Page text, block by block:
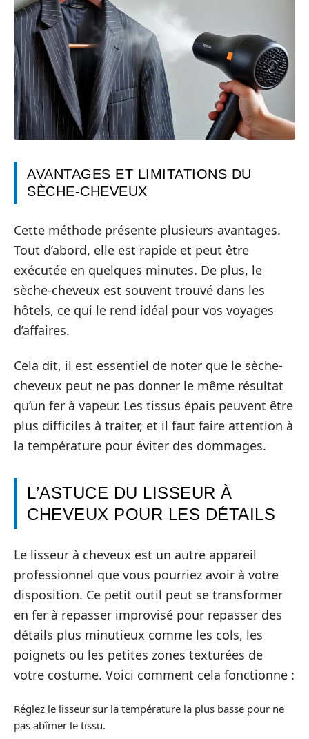
AVANTAGES ET LIMITATIONS DU
SÈCHE-CHEVEUX
Cette méthode présente plusieurs avantages.
Tout d’abord, elle est rapide et peut être
exécutée en quelques minutes. De plus, le
sèche-cheveux est souvent trouvé dans les
hôtels, ce qui le rend idéal pour vos voyages
d’affaires.
Cela dit, il est essentiel de noter que le sèche-
cheveux peut ne pas donner le même résultat
qu’un fer à vapeur. Les tissus épais peuvent être
plus difficiles à traiter, et il faut faire attention à
la température pour éviter des dommages.
L’ASTUCE DU LISSEUR À
CHEVEUX POUR LES DÉTAILS
Le lisseur à cheveux est un autre appareil
professionnel que vous pourriez avoir à votre
disposition. Ce petit outil peut se transformer
en fer à repasser improvisé pour repasser des
détails plus minutieux comme les cols, les
poignets ou les petites zones texturées de
votre costume. Voici comment cela fonctionne :
Réglez le lisseur sur la température la plus basse pour ne
pas abîmer le tissu.